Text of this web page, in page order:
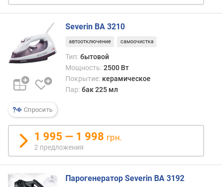
о
ы
в
а
д
а
т
е
д
о
Спросить
Severin BA 3210
автоотключение самоочистка
Тип: бытовой
Мощность: 2500 Вт
Покрытие: керамическое
Пар: бак 225 мл
1 995 — 1 998 грн.
2 предложения
Парогенератор Severin BA 3192